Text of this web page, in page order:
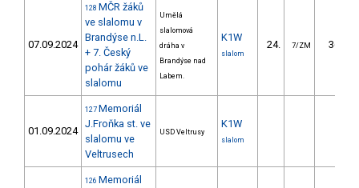
07.09.2024
128 MČR žáků
ve slalomu v
Brandýse n.L.
+ 7. Český
pohár žáků ve
slalomu
Umělá
slalomová
dráha v
Brandýse nad
Labem.
K1W
slalom
24. 7/ZM 36.95
01.09.2024
127 Memoriál
J.Froňka st. ve
slalomu ve
Veltrusech
USD Veltrusy
K1W
slalom
126 Memoriál